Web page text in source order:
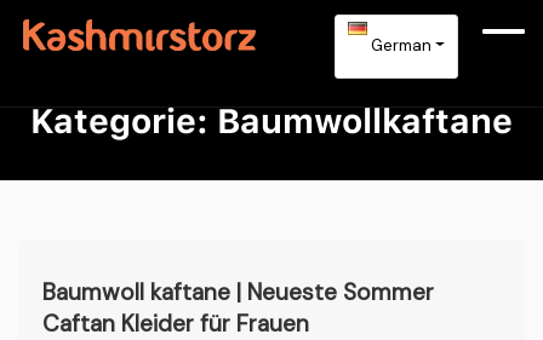
German
Kategorie: Baumwollkaftane
Baumwoll kaftane | Neueste Sommer
Caftan Kleider für Frauen